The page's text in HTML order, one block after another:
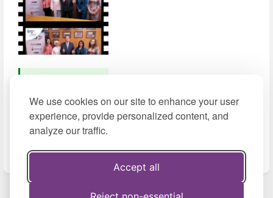
We use cookies on our site to enhance your user
experience, provide personalized content, and
analyze our traffic.
Accept all
YouTube)
section